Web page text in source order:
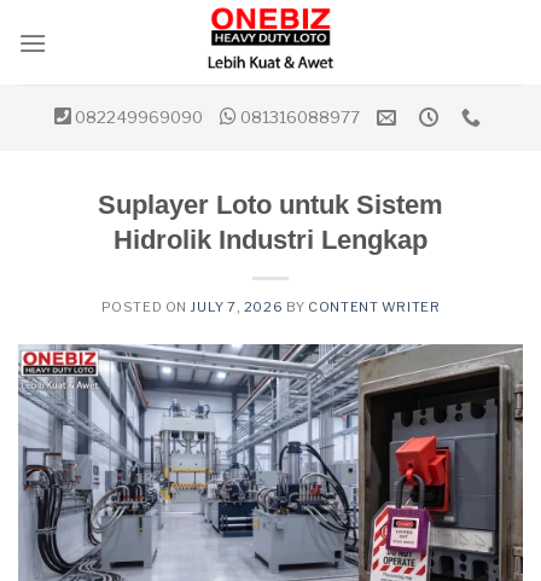
082249969090 081316088977
Suplayer Loto untuk Sistem
Hidrolik Industri Lengkap
POSTED ON JULY 7, 2026 BY CONTENT WRITER